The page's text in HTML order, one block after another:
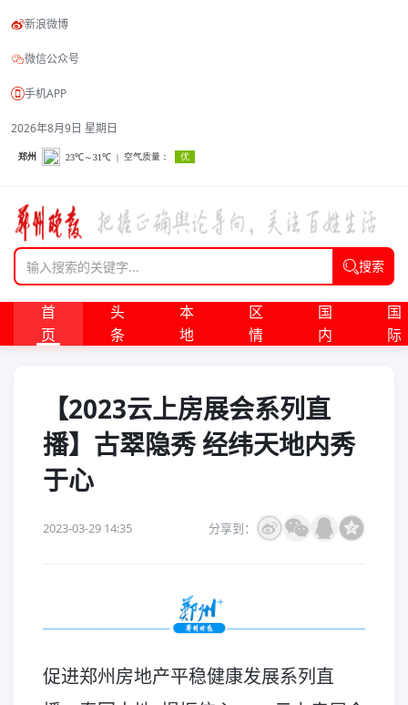
新浪微博
微信公众号
手机APP
2026年8月9日 星期日
搜索
首
页
头
条
本
地
区
情
国
内
国
际
【2023云上房展会系列直
播】古翠隐秀 经纬天地内秀
于心
2023-03-29 14:35 分享到：
促进郑州房地产平稳健康发展系列直